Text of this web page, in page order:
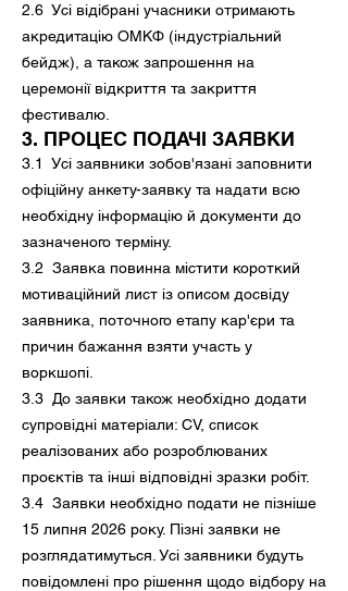
2.6 Усі відібрані учасники отримають
акредитацію ОМКФ (індустріальний
бейдж), а також запрошення на
церемонії відкриття та закриття
фестивалю.
3. ПРОЦЕС ПОДАЧІ ЗАЯВКИ
3.1 Усі заявники зобов'язані заповнити
офіційну анкету-заявку та надати всю
необхідну інформацію й документи до
зазначеного терміну.
3.2 Заявка повинна містити короткий
мотиваційний лист із описом досвіду
заявника, поточного етапу кар'єри та
причин бажання взяти участь у
воркшопі.
3.3 До заявки також необхідно додати
супровідні матеріали: CV, список
реалізованих або розроблюваних
проєктів та інші відповідні зразки робіт.
3.4 Заявки необхідно подати не пізніше
15 липня 2026 року. Пізні заявки не
розглядатимуться. Усі заявники будуть
повідомлені про рішення щодо відбору на